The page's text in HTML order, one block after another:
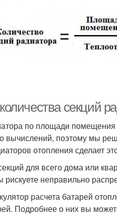
секций
по площади
вычислений, поэтому мы
отопления сделает
для всего дома или
неправильно
расчета батарей
Подробнее о них вы